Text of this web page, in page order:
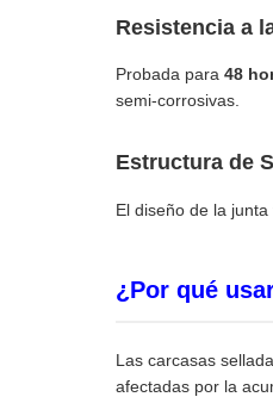
Resistencia a
Probada para 48
semi-corrosivas.
Estructura de
El diseño de la
¿Por qué
Las carcasas
afectadas por la